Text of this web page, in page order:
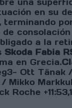
una
en su
a la
Skoda Fabia
en Grecia.
Ott Tänak
Mikko
Roche